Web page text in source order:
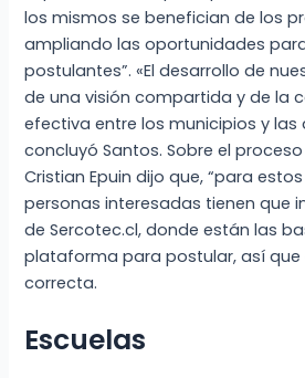
los mismos se benefician de los
ampliando las oportunidades
postulantes”. «El desarrollo de
de una visión compartida y de la
efectiva entre los municipios y las
concluyó Santos. Sobre el
Cristian Epuin dijo que, “para
personas interesadas tienen que
de Sercotec.cl, donde están las
plataforma para postular, así que
correcta.
Escuelas